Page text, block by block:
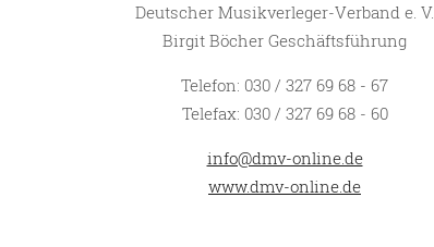
Deutscher Musikverleger-Verband e. V.
Birgit Böcher Geschäftsführung
Telefon: 030 / 327 69 68 - 67
Telefax: 030 / 327 69 68 - 60
info@dmv-online.de
www.dmv-online.de